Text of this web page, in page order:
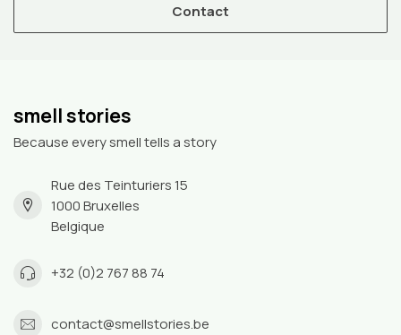
Contact
smell stories
Because every smell tells a story
Rue des Teinturiers 15
1000 Bruxelles
Belgique
+32 (0)2 767 88 74
contact@smellstories.be